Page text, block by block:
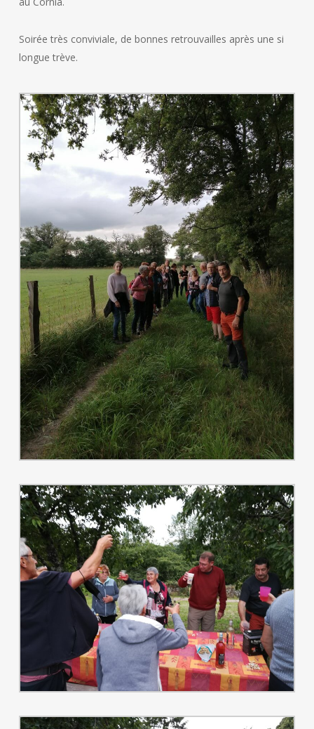
Soirée très conviviale, de bonnes retrouvailles après une si
longue trève.